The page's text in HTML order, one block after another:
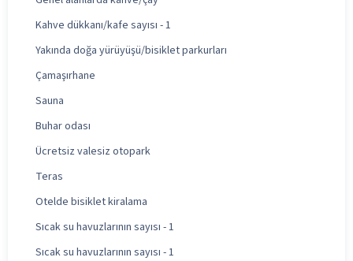
Kahve dükkanı/kafe sayısı - 1
Yakında doğa yürüyüşü/bisiklet parkurları
Çamaşırhane
Sauna
Buhar odası
Ücretsiz valesiz otopark
Teras
Otelde bisiklet kiralama
Sıcak su havuzlarının sayısı - 1
Sıcak su havuzlarının sayısı - 1